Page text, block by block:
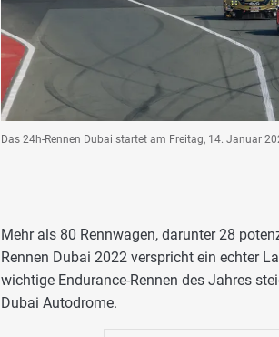
Das 24h-Rennen Dubai startet am Freitag, 14. Januar
Mehr als 80 Rennwagen, darunter 28
Rennen Dubai 2022 verspricht ein echter
wichtige Endurance-Rennen des Jahres
Dubai Autodrome.